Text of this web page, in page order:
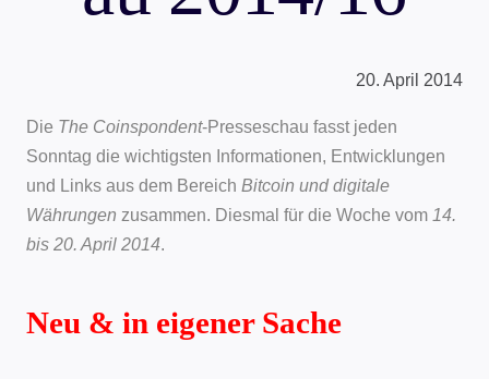
20. April 2014
Die The Coinspondent-Presseschau fasst jeden
Sonntag die wichtigsten Informationen, Entwicklungen
und Links aus dem Bereich Bitcoin und digitale
Währungen zusammen. Diesmal für die Woche vom 14.
bis 20. April 2014.
Neu & in eigener Sache